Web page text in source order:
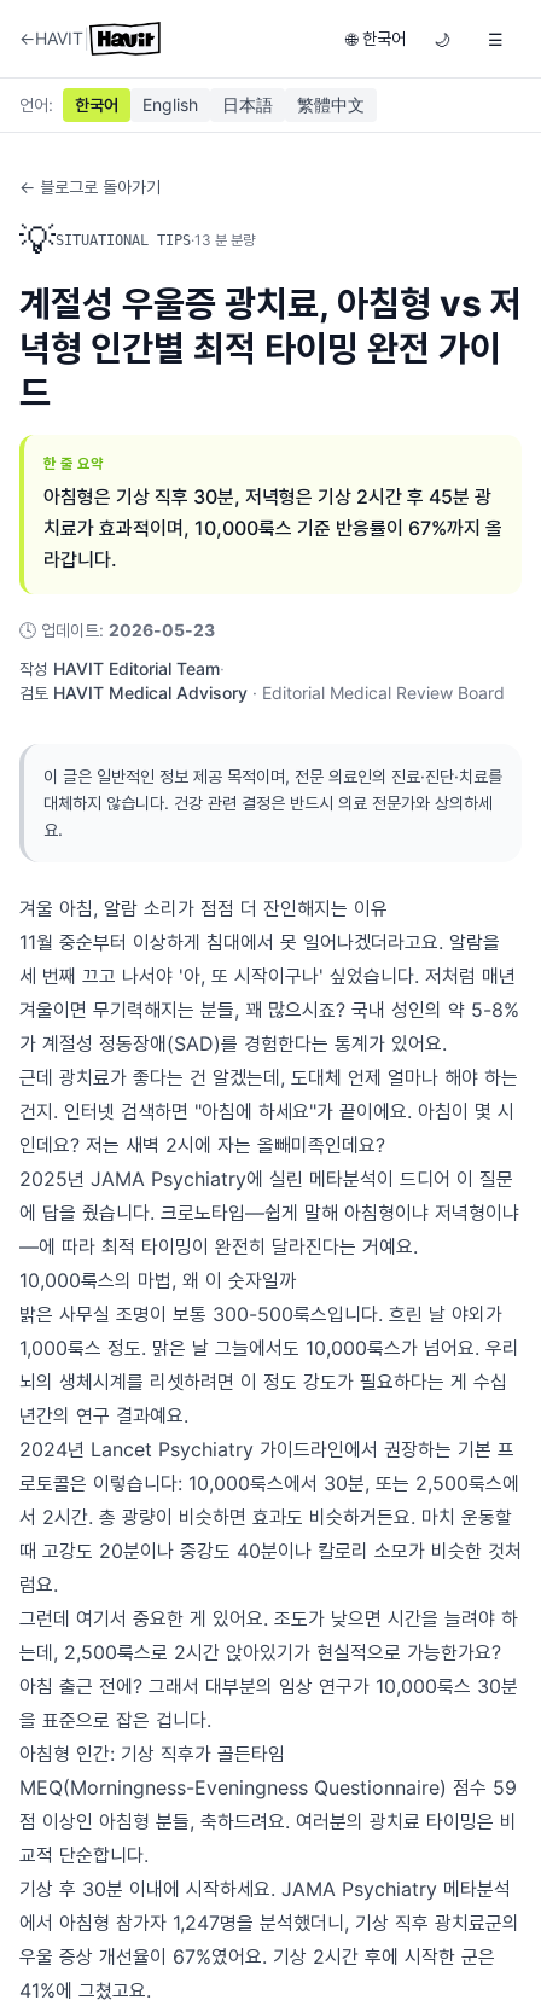
←HAVIT 🌐 한국어 🌙 ☰
언어: 한국어 English 日本語 繁體中文
← 블로그로 돌아가기
💡SITUATIONAL TIPS·13 분 분량
계절성 우울증 광치료, 아침형 vs 저
녁형 인간별 최적 타이밍 완전 가이
드
한 줄 요약
아침형은 기상 직후 30분, 저녁형은 기상 2시간 후 45분 광
치료가 효과적이며, 10,000룩스 기준 반응률이 67%까지 올
라갑니다.
🕓 업데이트: 2026-05-23
작성 HAVIT Editorial Team·
검토 HAVIT Medical Advisory · Editorial Medical Review Board
이 글은 일반적인 정보 제공 목적이며, 전문 의료인의 진료·진단·치료를
대체하지 않습니다. 건강 관련 결정은 반드시 의료 전문가와 상의하세
요.
겨울 아침, 알람 소리가 점점 더 잔인해지는 이유
11월 중순부터 이상하게 침대에서 못 일어나겠더라고요. 알람을
세 번째 끄고 나서야 '아, 또 시작이구나' 싶었습니다. 저처럼 매년
겨울이면 무기력해지는 분들, 꽤 많으시죠? 국내 성인의 약 5-8%
가 계절성 정동장애(SAD)를 경험한다는 통계가 있어요.
근데 광치료가 좋다는 건 알겠는데, 도대체 언제 얼마나 해야 하는
건지. 인터넷 검색하면 "아침에 하세요"가 끝이에요. 아침이 몇 시
인데요? 저는 새벽 2시에 자는 올빼미족인데요?
2025년 JAMA Psychiatry에 실린 메타분석이 드디어 이 질문
에 답을 줬습니다. 크로노타입—쉽게 말해 아침형이냐 저녁형이냐
—에 따라 최적 타이밍이 완전히 달라진다는 거예요.
10,000룩스의 마법, 왜 이 숫자일까
밝은 사무실 조명이 보통 300-500룩스입니다. 흐린 날 야외가
1,000룩스 정도. 맑은 날 그늘에서도 10,000룩스가 넘어요. 우리
뇌의 생체시계를 리셋하려면 이 정도 강도가 필요하다는 게 수십
년간의 연구 결과예요.
2024년 Lancet Psychiatry 가이드라인에서 권장하는 기본 프
로토콜은 이렇습니다: 10,000룩스에서 30분, 또는 2,500룩스에
서 2시간. 총 광량이 비슷하면 효과도 비슷하거든요. 마치 운동할
때 고강도 20분이나 중강도 40분이나 칼로리 소모가 비슷한 것처
럼요.
그런데 여기서 중요한 게 있어요. 조도가 낮으면 시간을 늘려야 하
는데, 2,500룩스로 2시간 앉아있기가 현실적으로 가능한가요?
아침 출근 전에? 그래서 대부분의 임상 연구가 10,000룩스 30분
을 표준으로 잡은 겁니다.
아침형 인간: 기상 직후가 골든타임
MEQ(Morningness-Eveningness Questionnaire) 점수 59
점 이상인 아침형 분들, 축하드려요. 여러분의 광치료 타이밍은 비
교적 단순합니다.
기상 후 30분 이내에 시작하세요. JAMA Psychiatry 메타분석
에서 아침형 참가자 1,247명을 분석했더니, 기상 직후 광치료군의
우울 증상 개선율이 67%였어요. 기상 2시간 후에 시작한 군은
41%에 그쳤고요.